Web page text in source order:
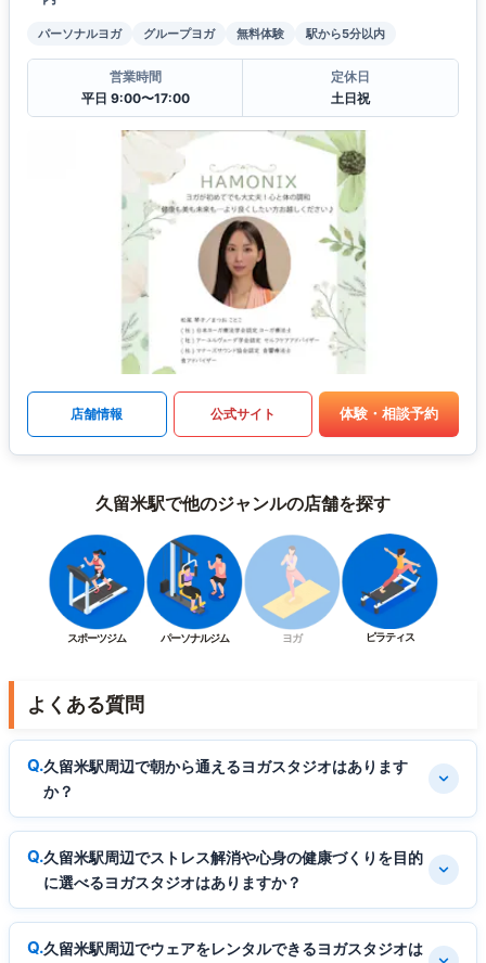
パーソナルヨガ グループヨガ 無料体験 駅から5分以内
営業時間
平日 9:00〜17:00
定休日
土日祝
店舗情報 公式サイト 体験・相談予約
久留米駅で他のジャンルの店舗を探す
スポーツジム パーソナルジム ヨガ ピラティス
よくある質問
久留米駅周辺で朝から通えるヨガスタジオはあります
か？
久留米駅周辺でストレス解消や心身の健康づくりを目的
に選べるヨガスタジオはありますか？
久留米駅周辺でウェアをレンタルできるヨガスタジオは